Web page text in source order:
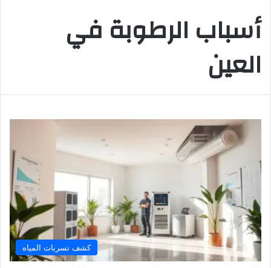
أسباب الرطوبة في
العين
كشف تسربات المياه